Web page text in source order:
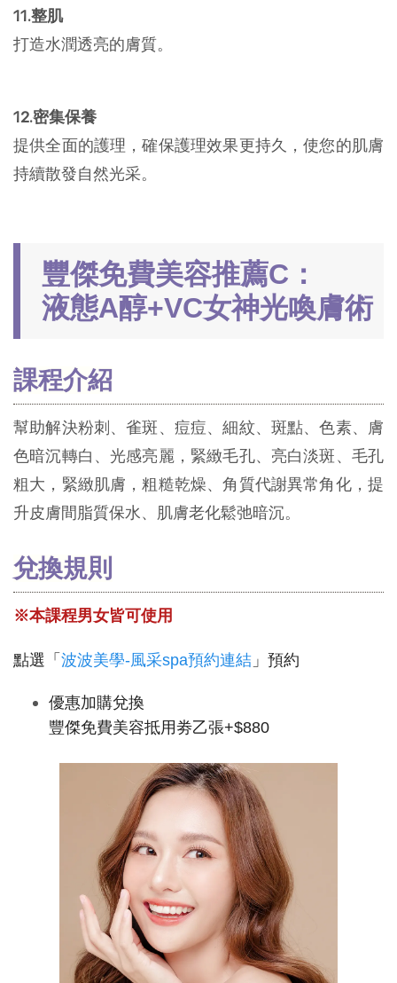
11.整肌
打造水潤透亮的膚質。
12.密集保養
提供全面的護理，確保護理效果更持久，使您的肌膚
持續散發自然光采。
豐傑免費美容推薦C：
液態A醇+VC女神光喚膚術
課程介紹
幫助解決粉刺、雀斑、痘痘、細紋、斑點、色素、膚
色暗沉轉白、光感亮麗，緊緻毛孔、亮白淡斑、毛孔
粗大，緊緻肌膚，粗糙乾燥、角質代謝異常角化，提
升皮膚間脂質保水、肌膚老化鬆弛暗沉。
兌換規則
※本課程男女皆可使用
點選「 波波美學-風采spa預約連結 」預約
優惠加購兌換
豐傑免費美容抵用劵乙張+$880